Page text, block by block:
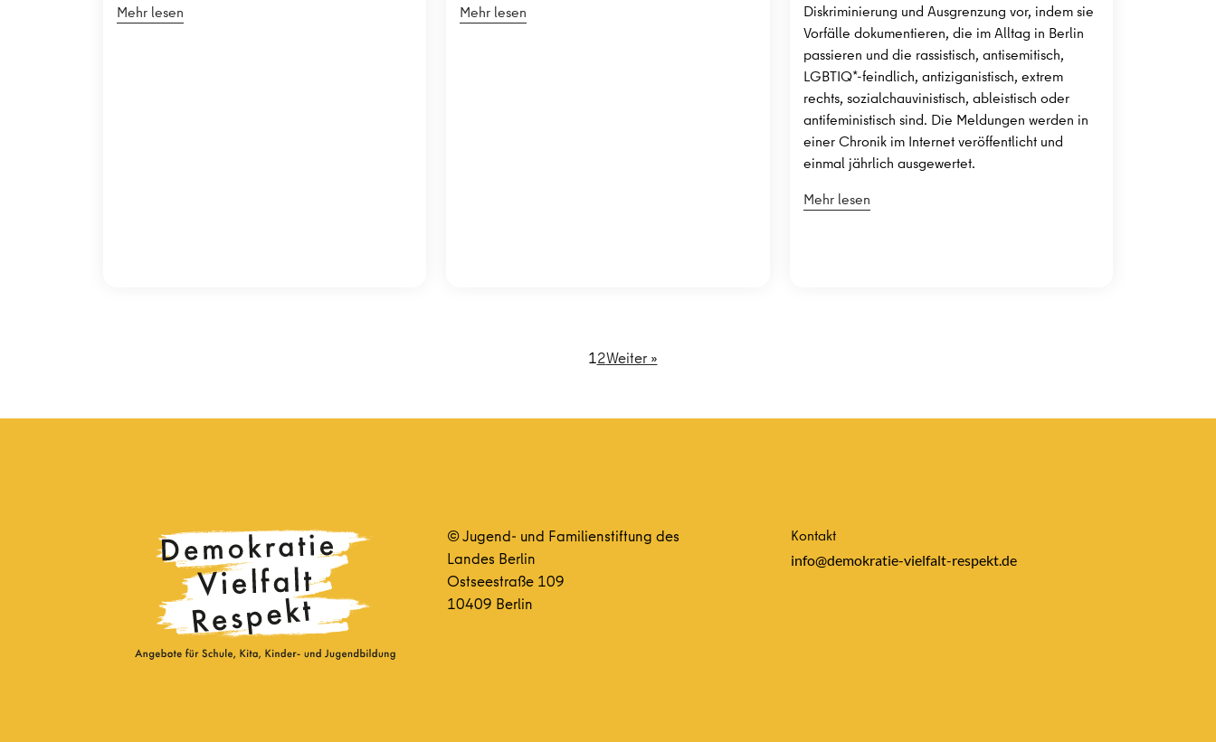
Mehr lesen
Mehr lesen
Diskriminierung und Ausgrenzung vor, indem sie
Vorfälle dokumentieren, die im Alltag in Berlin
passieren und die rassistisch, antisemitisch,
LGBTIQ*-feindlich, antiziganistisch, extrem
rechts, sozialchauvinistisch, ableistisch oder
antifeministisch sind. Die Meldungen werden in
einer Chronik im Internet veröffentlicht und
einmal jährlich ausgewertet.
Mehr lesen
12Weiter »
© Jugend- und Familienstiftung des
Landes Berlin
Ostseestraße 109
10409 Berlin
Kontakt
info@demokratie-vielfalt-respekt.de